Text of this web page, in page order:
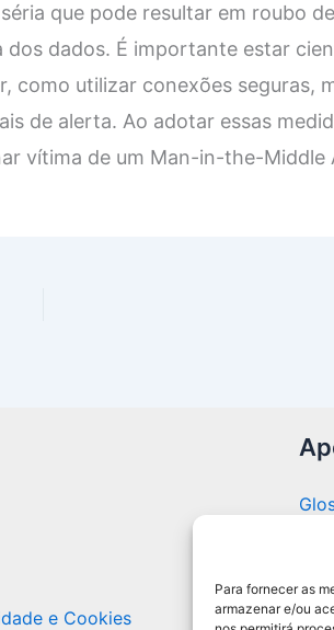
Para fornecer as
armazenar e/ou
que pode resultar em roubo
dados. É importante estar
como utilizar conexões seguras,
de alerta. Ao adotar essas
vítima de um Man-in-the-Middle
e Cookies
PC